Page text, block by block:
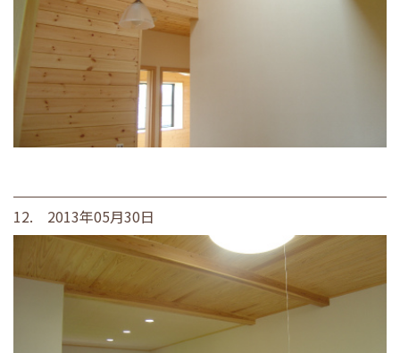
12. 2013年05月30日